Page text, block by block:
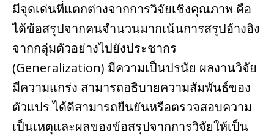
มีจุดเด่นที่แตกต่างจากการวิจัยเชิงคุณภาพ คือ
ได้ข้อสรุปจากคนจํานวนมากเน้นการสรุปอ้างอิง
จากกลุ่มตัวอย่างไปยังประชากร
(Generalization) มีความเป็นปรนัย ผลงานวิจัย
มีความแกร่ง สามารถอธิบายความสัมพันธ์ของ
ตัวแปร ได้ดีสามารถยืนยันหรือตรวจสอบความ
เป็นเหตุและผลของข้อสรุปจากการวิจัยให้เป็น